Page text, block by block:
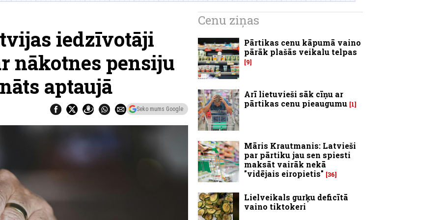
iedzīvotāji
nākotnes pensiju
aptaujā
Seko mums Google
Cenu ziņas
Pārtikas cenu kāpumā vaino
pārāk plašās veikalu telpas
9
Arī lietuvieši sāk cīņu ar
pārtikas cenu pieaugumu 1
Māris Krautmanis: Latvieši
par pārtiku jau sen spiesti
maksāt vairāk nekā
"vidējais eiropietis" 36
Lielveikals gurķu deficītā
vaino tiktokeri